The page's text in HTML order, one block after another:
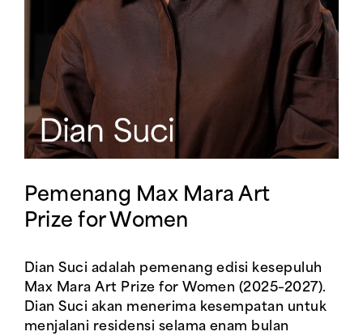
Pemenang Max Mara Art
Prize for Women
Dian Suci adalah pemenang edisi kesepuluh
Max Mara Art Prize for Women (2025–2027).
Dian Suci akan menerima kesempatan untuk
menjalani residensi selama enam bulan